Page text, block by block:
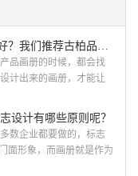
广州画册设计哪家公司好？我们推荐古柏品牌设计
画册的时候，都会找
计出来的画册，才能让
找哪家公司。 广州画
会选择古柏品牌设
司成立于2004年，是
设计有哪些原则呢？
企业都要做的，标志
面形象，而画册就是作为